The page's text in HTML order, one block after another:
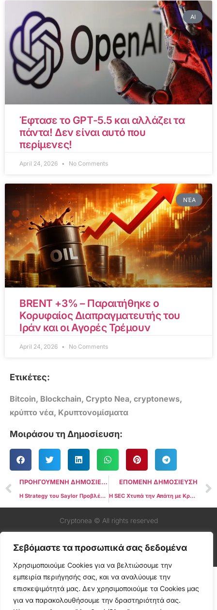
Σεβόμαστε τα προσωπικά σας δεδομένα
Χρησιμοποιούμε Cookies για να βελτιώσουμε την
εμπειρία περιήγησής σας, και να αναλύουμε την
επισκεψιμότητά μας. Δεν χρησιμοποιούμε τα Cookies μας
για να παρακολουθήσουμε την δραστηριότητά σας.
AI
Έφτασε το GPT-5.5 και αλλάζει τα
πάντα! Δεν είναι αυτό που
περίμενες!
April 24, 2026 No Comments
ΝΈΑ
BRENT +3% – Παραιτήθηκε ο
Κορυφαίος Διαπραγματευτής του
Ιράν και οι Αγορές Τρέμουν
April 24, 2026 No Comments
Ετικέτες:
Bitcoin, Blockchain, Crypto Nea, cryptonews,
κρύπτο νέα, Κρυπτονομίσματα
Μοιράσου τη Δημοσίευση:
ΠΡΟΗΓΟΥΜΕΝΗ ΔΗΜΟΣΙΕΥΣΗ
Η Strategy του Saylor Προβλέπει Έκδοση Μετατρέψιμων Ομολόγων 2 Δισεκατομμυρίων Δολαρίων για Αγορά Περισσότερου Bitcoin
ΕΠΟΜΕΝΗ ΔΗΜΟΣΙΕΥΣΗ
Η SEC Χτυπά την Απάτη με Κρυπτονομίσματα με Νέα Μονάδα!
Cryptonea © All rights reserved